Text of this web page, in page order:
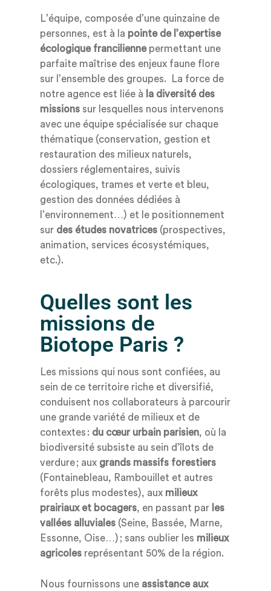
L’équipe, composée d’une quinzaine de
personnes, est à la pointe de l’expertise
écologique franciliennepermettant une
parfaite maîtrise des enjeux faune flore
sur l’ensemble des groupes.
La force de
notre agence est liée à la diversité des
missions sur lesquelles nous intervenons
avec une équipe spécialisée sur chaque
thématique (conservation, gestion et
restauration des milieux naturels,
dossiers réglementaires, suivis
écologiques, trames et verte et bleu,
gestion des données dédiées à
l’environnement…) et le positionnement
sur des études novatrices (prospectives,
animation, services écosystémiques,
etc.).
Quelles sont les
missions de
Biotope Paris ?
Les missions qui nous sont confiées, au
sein de ce territoire riche et diversifié,
conduisent nos collaborateurs à parcourir
une grande variété de milieux et de
contextes : du cœur urbain parisien, où la
biodiversité subsiste au sein d’îlots de
verdure ; aux grands massifs forestiers
(Fontainebleau, Rambouillet et autres
forêts plus modestes), aux milieux
prairiauxet bocagers, en passant par les
vallées alluviales (Seine, Bassée, Marne,
Essonne, Oise…) ; sans oublier les milieux
agricoles représentant 50% de la région.
Nous fournissons une assistance aux